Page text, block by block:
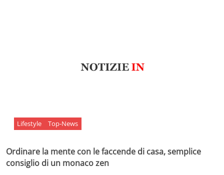
Lifestyle Top-News
Ordinare la mente con le faccende di casa, semplice
consiglio di un monaco zen